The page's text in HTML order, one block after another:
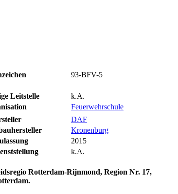
93-BFV-5
Leitstelle
k.A.
Feuerwehrschule
DAF
Kronenburg
2015
k.A.
Rotterdam-Rijnmond, Region Nr. 17,